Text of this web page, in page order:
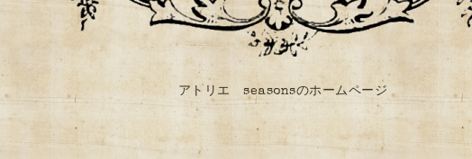
アトリエ seasonsのホームページ